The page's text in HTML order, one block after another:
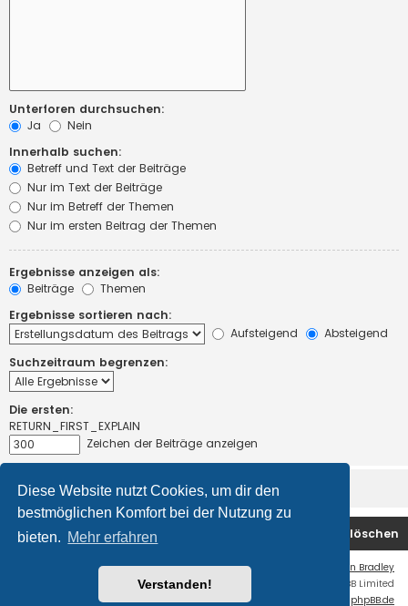
Diese Website nutzt Cookies, um dir den
bestmöglichen Komfort bei der Nutzung zu
bieten. Mehr erfahren
Verstanden!
Unterforen durchsuchen:
Ja
Nein
Innerhalb suchen:
Betreff und Text der Beiträge
Nur im Text der Beiträge
Nur im Betreff der Themen
Nur im ersten Beitrag der Themen
Ergebnisse anzeigen als:
Beiträge
Themen
Ergebnisse sortieren nach:
Aufsteigend
Absteigend
Suchzeitraum begrenzen:
Die ersten:
RETURN_FIRST_EXPLAIN
Zeichen der Beiträge anzeigen
Startseite Foren-Übersicht Alle Cookies löschen
Ian Bradley
Powered byphpBB
® Forum Software © phpBB Limited
Deutsche Übersetzung durch phpBB.de